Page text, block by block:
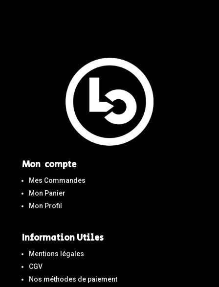
Mon compte
Mes Commandes
Mon Panier
Mon Profil
Information Utiles
Mentions légales
CGV
Nos méthodes de paiement